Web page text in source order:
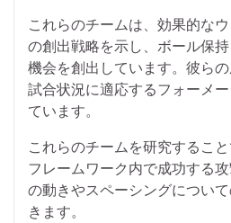
これらのチームは、効果的な
の創出戦略を示し、ボール保
機会を創出しています。彼ら
試合状況に適応するフォーメ
ています。
これらのチームを研究するこ
フレームワーク内で成功する
の動きやスペーシングについ
きます。